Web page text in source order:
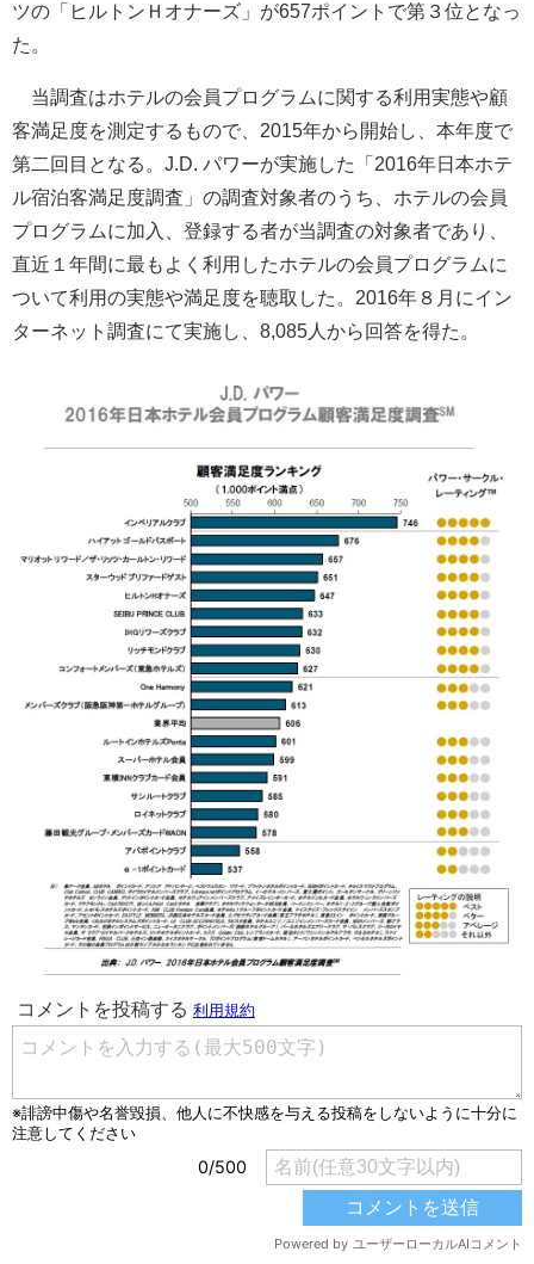
ツの「ヒルトンＨオナーズ」が657ポイントで第３位となっ
た。
当調査はホテルの会員プログラムに関する利用実態や顧
客満足度を測定するもので、2015年から開始し、本年度で
第二回目となる。J.D. パワーが実施した「2016年日本ホテ
ル宿泊客満足度調査」の調査対象者のうち、ホテルの会員
プログラムに加入、登録する者が当調査の対象者であり、
直近１年間に最もよく利用したホテルの会員プログラムに
ついて利用の実態や満足度を聴取した。2016年８月にイン
ターネット調査にて実施し、8,085人から回答を得た。